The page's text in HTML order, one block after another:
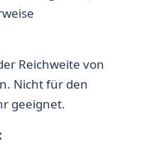
Reichweite von
Nicht für den
geeignet.